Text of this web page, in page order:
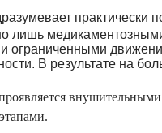
лишь
В результате на